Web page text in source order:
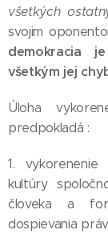
všetkých
svojim
demokracia
všetkým jej
Úloha
predpokladá :
1.
kultúry
človeka a
dospievania